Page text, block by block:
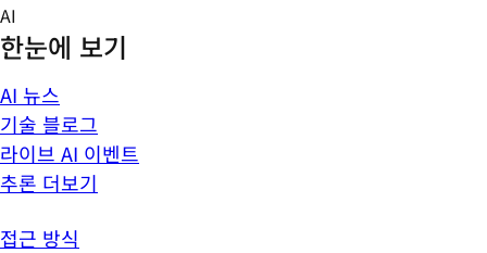
Skip
to
content
AI
한눈에 보기
AI 뉴스
기술 블로그
라이브 AI 이벤트
추론 더보기
접근 방식